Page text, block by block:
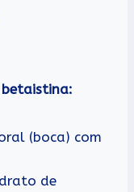
(boca) com
de